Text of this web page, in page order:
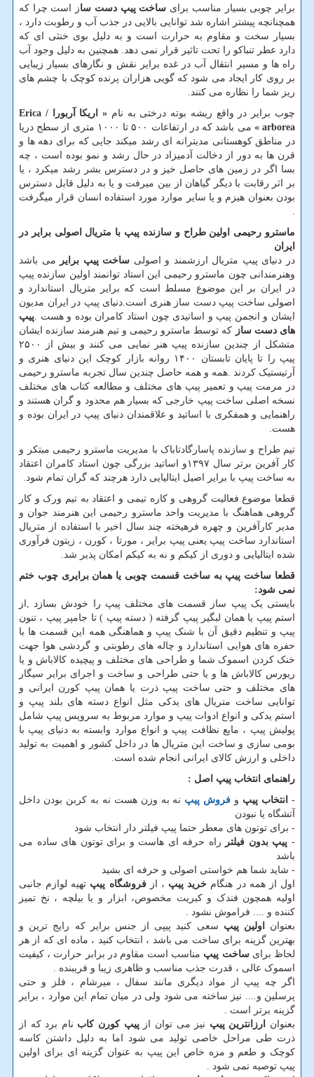
برایر چوبی بسیار مناسب برای ساخت پیپ دست ساز است چرا که
همچنانچه پیشتر اشاره شد توانایی بالایی در جذب آب و رطوبت دارد ،
بسیار سخت و مقاوم به حرارت است و به دلیل بوی خنثی ای که
دارد عطر تنباکو را تحت تاثیر قرار نمی دهد. همچنین به دلیل وجود آب
راه ها و مسیر انتقال آب در غده برایر نقش و نگارهای بسیار زیبایی
بر روی کار ایجاد می شود که گویی هزاران پرنده کوچک با چشم های
ریز شما را نظاره می کنند.
چوب برایر در واقع ریشه بوته درختی به نام « اریکا آربورا
/ Erica
arborea »
می باشد که در ارتفاعات ۵۰۰ تا ۱۰۰۰ متری از سطح دریا
در مناطق کوهستانی مدیترانه ای رشد میکند جایی که برای دهه ها و
قرن ها به دور از دخالت آدمیزاد در حال رشد و نمو بوده است ، چه
بسا اگر در زمین های حاصل خیز و در دسترس بشر رشد میکرد ، یا
بر اثر رقابت با دیگر گیاهان از بین میرفت و یا به دلیل قابل دسترس
بودن بعنوان هیزم و یا سایر موارد مورد استفاده انسان قرار میگرفت
ماسترو رحیمی اولین طراح و سازنده پیپ با متریال اصولی برایر در
ایران
در دنیای پیپ متریال ارزشمند و اصولی ساخت پیپ برایر
می باشد
وهنرمندانی چون ماسترو رحیمی این استاد توانمند اولین سازنده پیپ
در ایران بر این موضوع مسلط است که برایر متریال استاندارد و
اصولی ساخت پیپ دست ساز هنری است.دنیای پیپ در ایران مدیون
ایشان و انجمن پیپ و اساتیدی چون استاد کامران بوده و هست . پیپ
های دست ساز که توسط ماسترو رحیمی و تیم هنرمند سازنده ایشان
متشکل از چندین سازنده پیپ هنر نمایی می کنند و بیش از ۲۵۰۰
پیپ را تا پایان تابستان ۱۴۰۰ روانه بازار کوچک این دنیای هنری و
آرتیستیک کردند .همه و همه حاصل چندین سال تجربه ماسترو رحیمی
در مرمت پیپ و تعمیر پیپ های مختلف و مطالعه کتاب های مختلف
نسخه اصلی ساخت پیپ خارجی که بسیار هم محدود و گران هستند و
راهنمایی و همفکری با اساتید و علاقمندان دنیای پیپ در ایران بوده و
هست.
تیم طراح و سازنده پاسارگادتاباک با مدیریت ماسترو رحیمی مبتکر و
کار آفرین برتر سال ۱۳۹۷و اساتید بزرگی چون استاد کامران اعتقاد
به ساخت پیپ با برایر اصیل ایتالیایی دارد هرچند که گران تمام شود.
قطعا موضوع فعالیت گروهی و کاره تیمی و اعتقاد به تیم ورک و کار
گروهی هماهنگ با مدیریت واحد ماسترو رحیمی این هنرمند جوان و
مدیر کارآفرین و چهره فرهیخته چند سال اخیر با استفاده از متریال
استاندارد ساخت پیپ یعنی پیپ برایر ، مورتا ، کورن ، زیتون فرآوری
شده ایتالیایی و دوری از کیکم و نه به کیکم امکان پذیر شد.
قطعا ساخت پیپ به ساخت قسمت چوبی یا همان برایری چوب ختم
نمی شود:
بایستی یک پیپ ساز قسمت های مختلف پیپ را خودش بسازد ,از
استم پیپ یا همان لبگیر پیپ گرفته ( دسته پیپ ) تا جامپر پیپ ، تنون
پیپ و تنظیم دقیق آن با شنک پیپ و هماهنگی همه این قسمت ها با
حفره های هوایی استاندارد و چاله های رطوبتی و گردشی هوا جهت
خنک کردن اسموک شما و طراحی های مختلف و پیچیده کالاباش و یا
ریورس کالاباش ها و یا حتی طراحی و ساخت و اجرای برایر سیگار
های مختلف و حتی ساخت پیپ ذرت یا همان پیپ کورن ایرانی و
توانایی ساخت متریال های یدکی مثل انواع دسته های بلند پیپ و
استم یدکی و انواع ادوات پیپ و موارد مربوط به سرویس پیپ شامل
پولیش پیپ ، مایع نظافت پیپ و انواع موارد وابسته به دنیای پیپ با
بومی سازی و ساخت این متریال ها در داخل کشور و اهمیت به تولید
داخلی و ارزش کالای ایرانی انجام شده است.
راهنمای انتخاب پیپ اصل :
- انتخاب پیپ و فروش پیپ نه به وزن هست نه به کربن بودن داخل
آتشگاه یا نبودن
- برای توتون های معطر حتما پیپ فیلتر دار انتخاب شود
- پیپ بدون فیلتر
راه حرفه ای هاست و برای توتون های ساده می
باشد
- شاید شما هم خواستی اصولی و حرفه ای بشید
اول از همه در هنگام خرید پیپ ، ازفروشگاه پیپ تهیه لوازم جانبی
اولیه همچون فندک و کبریت مخصوص، ابزار و یا بیلچه ، نخ تمیز
کننده و .... فراموش نشود .
بعنوان
اولین پیپ سعی کنید پیپی از جنس برایر که رایج ترین و
بهترین گزینه برای ساخت می باشد ، انتخاب کنید ، ماده ای که از هر
لحاظ برایساخت پیپ مناسب است مقاوم در برابر حرارت ، کیفیت
اسموک عالی ، قدرت جذب مناسب و ظاهری زیبا و فریبنده .
اگر چه پیپ از مواد دیگری مانند سفال ، میرشام ، فلز و حتی
پرسلین و.... نیز ساخته می شود ولی در میان تمام این موارد ، برایر
گزینه برتر است .
بعنوان
ارزانترین پیپ نیز می توان ازپیپ کورن کاب نام برد که از
ذرت طی مراحل خاصی تولید می شود اما به دلیل داشتن کاسه
کوچک و طعم و مزه خاص این پیپ به عنوان گزینه ای برای اولین
پیپ توصیه نمی شود .